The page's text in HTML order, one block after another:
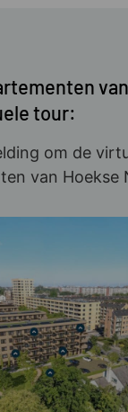
tour:
om de
van Hoekse